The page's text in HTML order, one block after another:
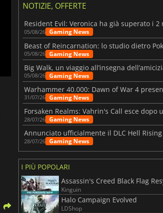
NOTIZIE, OFFERTE
05/08/26 Gaming News
05/08/26 Gaming News
Big Walk, un viaggio all’insegna
05/08/26 Gaming News
31/07/26 Gaming News
28/07/26 Gaming News
28/07/26 Gaming News
I PIÙ POPOLARI
Kinguin
Halo Campaign Evolved
LDShop